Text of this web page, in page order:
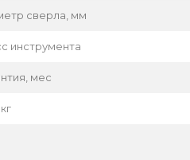
сверла, мм
инструмента
мес